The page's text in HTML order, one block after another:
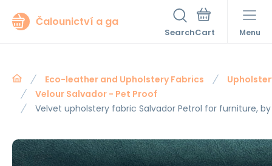
Čalounictví a ga
Search Menu
Eco-leather and Upholstery Fabrics
Velour Salvador - Pet Proof
Velvet upholstery fabric Salvador Petrol for furniture,